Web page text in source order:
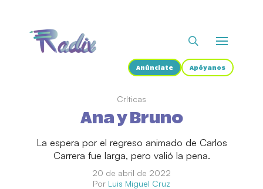
Anúnciate Apóyanos
Críticas
Ana y Bruno
La espera por el regreso animado de Carlos
Carrera fue larga, pero valió la pena.
20 de abril de 2022
Por Luis Miguel Cruz